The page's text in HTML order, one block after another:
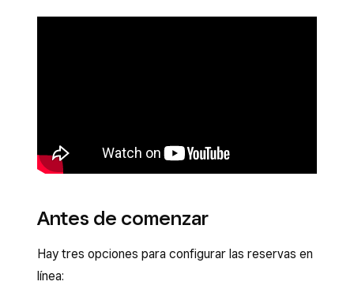
Antes de comenzar
Hay tres opciones para configurar las reservas en
línea: